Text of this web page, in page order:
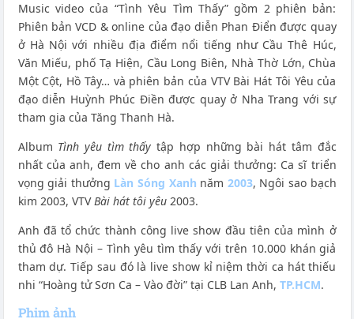
Music video của “Tình Yêu Tìm Thấy” gồm 2 phiên bản:
Phiên bản VCD & online của đạo diễn Phan Điển được quay
ở Hà Nội với nhiều địa điểm nổi tiếng như Cầu Thê Húc,
Văn Miếu, phố Tạ Hiện, Cầu Long Biên, Nhà Thờ Lớn, Chùa
Một Cột, Hồ Tây… và phiên bản của VTV Bài Hát Tôi Yêu của
đạo diễn Huỳnh Phúc Điền được quay ở Nha Trang với sự
tham gia của Tăng Thanh Hà.
Album Tình yêu tìm thấy tập hợp những bài hát tâm đắc
nhất của anh, đem về cho anh các giải thưởng: Ca sĩ triển
vọng giải thưởng Làn Sóng Xanh năm 2003, Ngôi sao bạch
kim 2003, VTVBài hát tôi yêu2003.
Anh đã tổ chức thành công live show đầu tiên của mình ở
thủ đô Hà Nội – Tình yêu tìm thấy với trên 10.000 khán giả
tham dự. Tiếp sau đó là live show kỉ niệm thời ca hát thiếu
nhi “Hoàng tử Sơn Ca – Vào đời” tại CLB Lan Anh, TP.HCM.
Phim ảnh